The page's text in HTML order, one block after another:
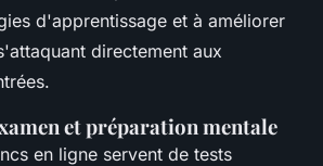
d'apprentissage et à améliorer
directement aux
et préparation mentale
en ligne servent de tests